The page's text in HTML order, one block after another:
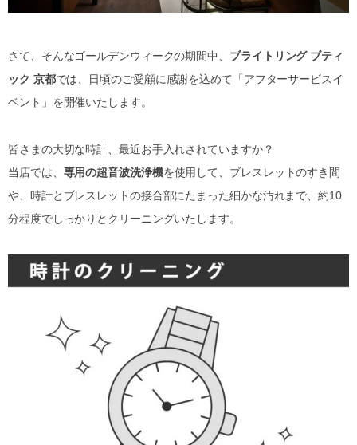
さて、そんなゴールデンウィークの期間中、 ブライトリング ブティ
ック 京都では、日頃のご愛顧に感謝を込めて「アフターサービスイ
ベント」を開催いたします。
皆さまの大切な時計、最近お手入れされていますか？
当店では、 専用の超音波洗浄機を使用して、ブレスレットのすき間
や、時計とブレスレットの接合部にたまった細かな汚れまで、約10
分程度でしっかりとクリーニングいたします。